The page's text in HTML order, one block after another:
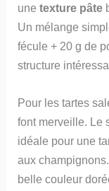
unetexture pâte
Un mélange
fécule + 20 g de
structure
Pour les tartes
font merveille. Le
idéale pour une
aux
belle couleur